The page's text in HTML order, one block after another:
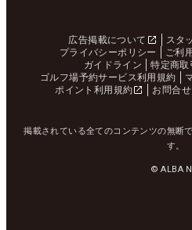
広告掲載について スタ
プライバシーポリシー
ご利
ガイドライン
特定商取
ゴルフ場予約サービス利用規約
ポイント利用規約
お問合せ
掲載されている全てのコンテンツの無断
す。
© ALBA